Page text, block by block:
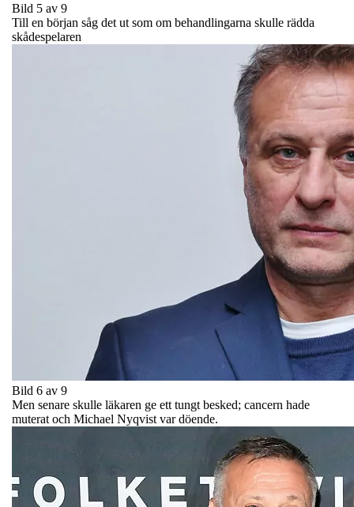
Bild 5 av 9
Till en början såg det ut som om behandlingarna skulle rädda
skådespelaren
Bild 6 av 9
Men senare skulle läkaren ge ett tungt besked; cancern hade
muterat och Michael Nyqvist var döende.